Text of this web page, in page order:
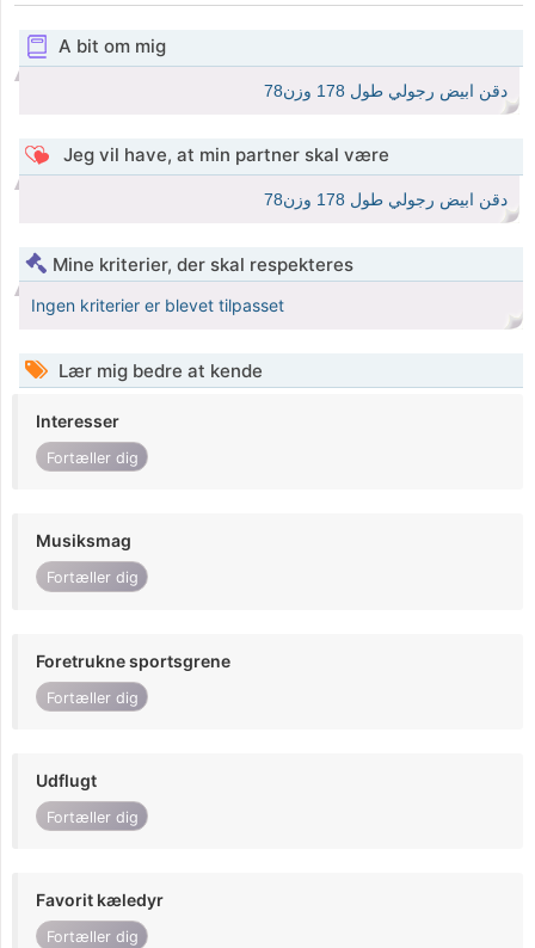
A bit om mig
دقن ابيض رجولي طول 178 وزن78
Jeg vil have, at min partner skal være
دقن ابيض رجولي طول 178 وزن78
Mine kriterier, der skal respekteres
Ingen kriterier er blevet tilpasset
Lær mig bedre at kende
Interesser
Fortæller dig
Musiksmag
Fortæller dig
Foretrukne sportsgrene
Fortæller dig
Udflugt
Fortæller dig
Favorit kæledyr
Fortæller dig